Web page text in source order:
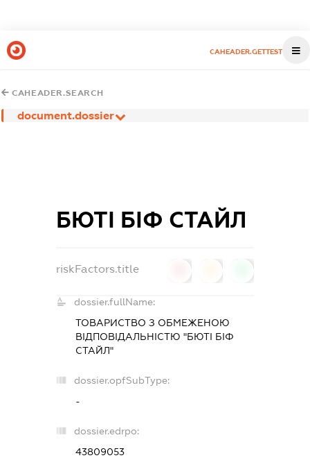
CAHEADER.GETTEST
CAHEADER.SEARCH
document.dossier
БЮТІ БІФ СТАЙЛ
riskFactors.title
dossier.fullName:
ТОВАРИСТВО З ОБМЕЖЕНОЮ
ВІДПОВІДАЛЬНІСТЮ "БЮТІ БІФ
СТАЙЛ"
dossier.opfSubType:
-
dossier.edrpo:
43809053